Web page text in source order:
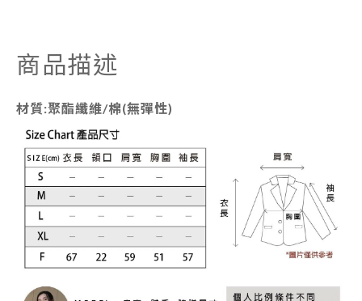
商品描述
材質:聚酯纖維/棉(無彈性)